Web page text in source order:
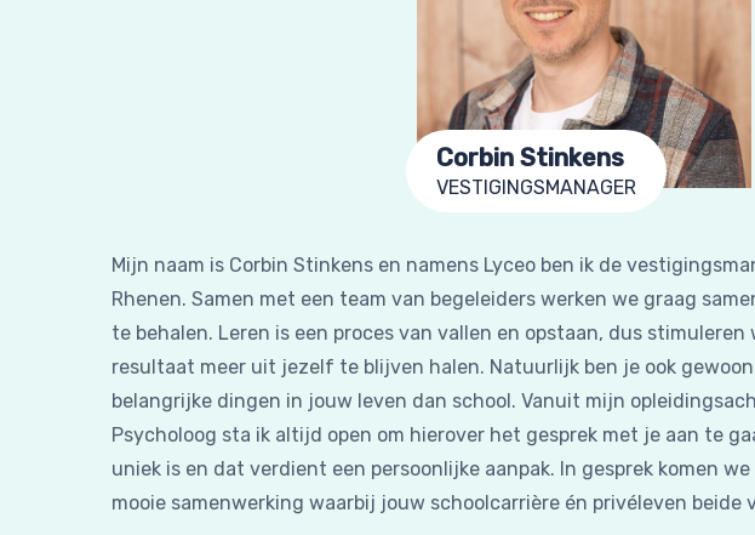
Corbin Stinkens
VESTIGINGSMANAGER
Mijn naam is Corbin Stinkens en namens Lyceo ben ik de
Rhenen. Samen met een team van begeleiders werken we graag
te behalen. Leren is een proces van vallen en opstaan, dus stimuleren
resultaat meer uit jezelf te blijven halen. Natuurlijk ben je ook
belangrijke dingen in jouw leven dan school. Vanuit mijn
Psycholoog sta ik altijd open om hierover het gesprek met je aan te
uniek is en dat verdient een persoonlijke aanpak. In gesprek komen
mooie samenwerking waarbij jouw schoolcarrière én privéleven beide